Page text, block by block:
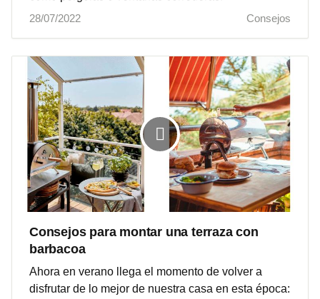
28/07/2022
Consejos
Consejos para montar una terraza con
barbacoa
Ahora en verano llega el momento de volver a
disfrutar de lo mejor de nuestra casa en esta época: